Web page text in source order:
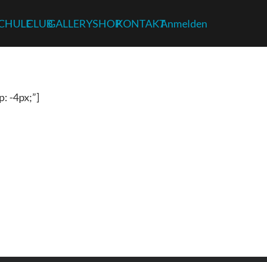
CLUBGALLERYSHOPKONTAKTAnmelden
-4px;”]